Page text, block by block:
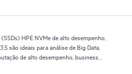
HPE NVMe de alto desempenho,
são ideais para análise de Big Data,
de alto desempenho, business